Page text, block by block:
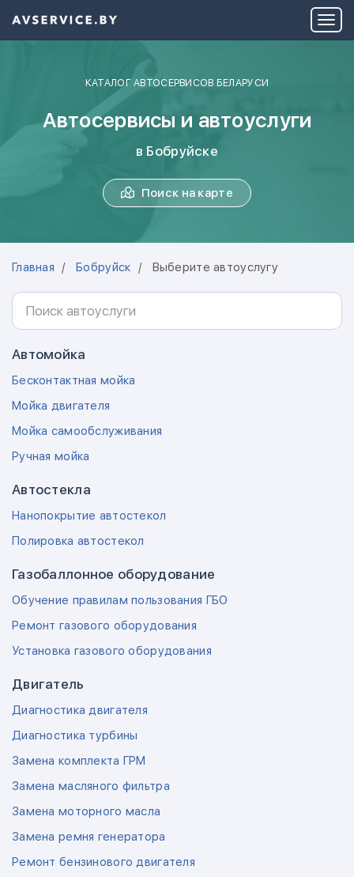
КАТАЛОГ АВТОСЕРВИСОВ БЕЛАРУСИ
Автосервисы и автоуслуги
в Бобруйске
Поиск на карте
Главная Бобруйск Выберите автоуслугу
Автомойка
Бесконтактная мойка
Мойка двигателя
Мойка самообслуживания
Ручная мойка
Автостекла
Нанопокрытие автостекол
Полировка автостекол
Газобаллонное оборудование
Обучение правилам пользования ГБО
Ремонт газового оборудования
Установка газового оборудования
Двигатель
Диагностика двигателя
Диагностика турбины
Замена комплекта ГРМ
Замена масляного фильтра
Замена моторного масла
Замена ремня генератора
Ремонт бензинового двигателя